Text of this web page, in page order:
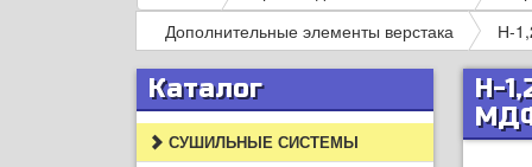
Дополнительные элементы верстака
Н-
Каталог
СУШИЛЬНЫЕ СИСТЕМЫ
Н-